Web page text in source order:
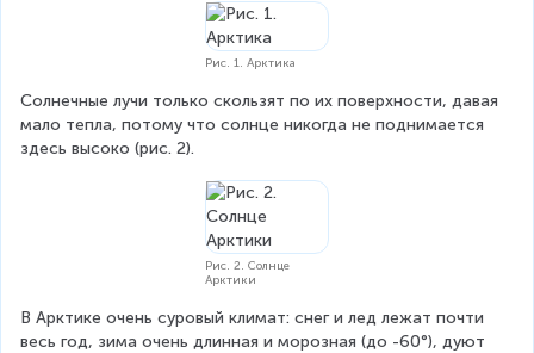
Рис. 1. Арктика
Солнечные лучи только скользят по их поверхности, давая
мало тепла, потому что солнце никогда не поднимается
здесь высоко (рис. 2).
Рис. 2. Солнце
Арктики
В Арктике очень суровый климат: снег и лед лежат почти
весь год, зима очень длинная и морозная (до -60°), дуют